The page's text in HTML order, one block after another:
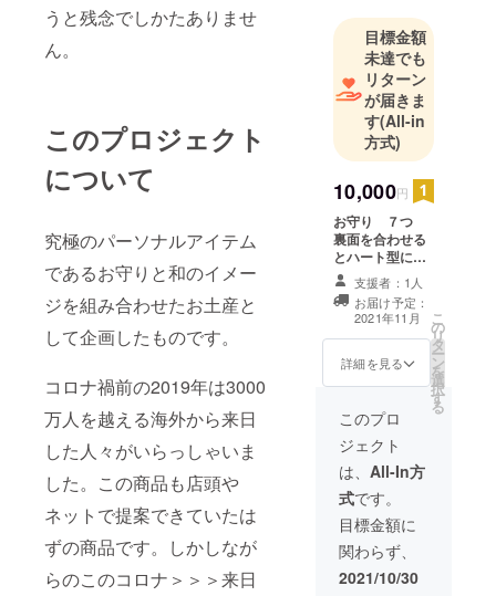
うと残念でしかたありませ
ん。
このプロジェクト
について
究極のパーソナルアイテム
であるお守りと和のイメー
ジを組み合わせたお土産と
して企画したものです。
コロナ禍前の2019年は3000
万人を越える海外から来日
した人々がいらっしゃいま
した。この商品も店頭や
ネットで提案できていたは
ずの商品です。しかしなが
らのこのコロナ＞＞＞来日
目標金額
未達でも
リターン
が届きま
す(All-in
方式)
10,000円
お守り ７つ
裏面を合わせる
とハート型にな
り、１枚の絵に
なります。ひと
つひとつ持ち合
うことで 繋がり
感を共有してく
ださい。みんな
作ればNIPPON
のイメージ画が
でき あがりま
す。それを壁掛
けできるように
フレームもつけ
ています。裏面
は５パターンあ
ります。お好み
で お選びくださ
支援者：1人
お届け予定：
2021年11月
詳細を見る
こ
の
リ
タ
ー
ン
を
選
択
す
る
このプロ
ジェクト
は、 All-In方
式です。
目標金額に
関わらず、
2021/10/30